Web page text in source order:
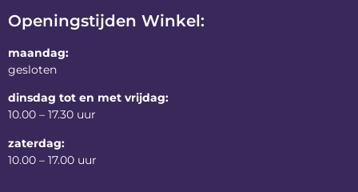
Openingstijden Winkel:
maandag:
gesloten
dinsdag tot en met vrijdag:
10.00 – 17.30 uur
zaterdag:
10.00 – 17.00 uur